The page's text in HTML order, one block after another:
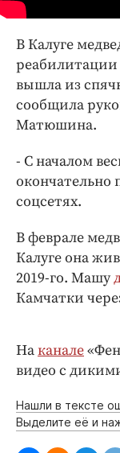
В Калуге
вышла из
сообщила
Матюшина.
- С началом
окончательно
соцсетях.
В феврале
Калуге она
2019-го. Машу
Камчатки
Наканале
видео с
Нашли в тексте
Выделите её и